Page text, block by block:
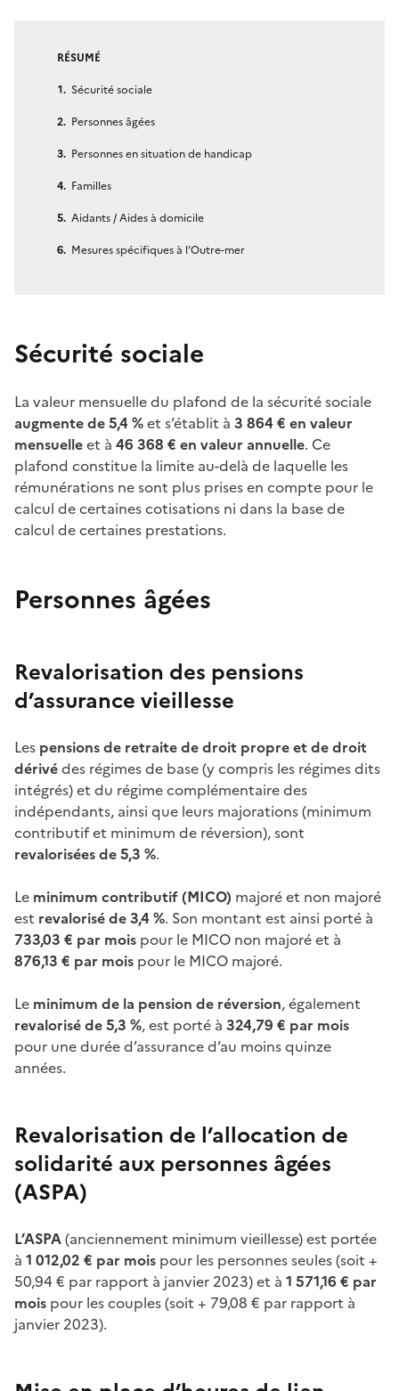
RÉSUMÉ
Sécurité sociale
Personnes âgées
Personnes en situation de handicap
Familles
Aidants / Aides à domicile
Mesures spécifiques à l’Outre-mer
Sécurité sociale
La valeur mensuelle du plafond de la sécurité sociale
augmente de 5,4 %et s’établit à 3 864 € en valeur
mensuelleet à 46 368 € en valeur annuelle. Ce
plafond constitue la limite au-delà de laquelle les
rémunérations ne sont plus prises en compte pour le
calcul de certaines cotisations ni dans la base de
calcul de certaines prestations.
Personnes âgées
Revalorisation des pensions
d’assurance vieillesse
Les pensions de retraite de droit propre et de droit
dérivédes régimes de base (y compris les régimes dits
intégrés) et du régime complémentaire des
indépendants, ainsi que leurs majorations (minimum
contributif et minimum de réversion), sont
revalorisées de 5,3 %.
Le minimum contributif (MICO) majoré et non majoré
est revalorisé de 3,4 %. Son montant est ainsi porté à
733,03 € par mois pour le MICO non majoré et à
876,13 € par mois pour le MICO majoré.
Le minimum de la pension de réversion, également
revalorisé de 5,3 %, est porté à 324,79 € par mois
pour une durée d’assurance d’au moins quinze
années.
Revalorisation de l’allocation de
solidarité aux personnes âgées
(ASPA)
L’ASPA(anciennement minimum vieillesse) est portée
à 1 012,02 € par mois pour les personnes seules (soit +
50,94 € par rapport à janvier 2023) et à 1 571,16 € par
mois pour les couples (soit + 79,08 € par rapport à
janvier 2023).